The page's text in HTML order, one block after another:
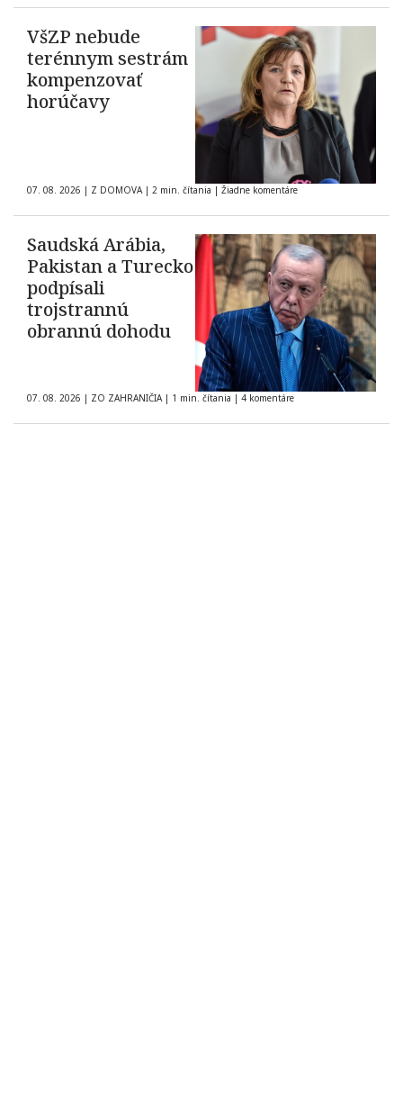
VšZP nebude
terénnym sestrám
kompenzovať
horúčavy
07. 08. 2026 | Z DOMOVA | 2 min. čítania | Žiadne komentáre
Saudská Arábia,
Pakistan a Turecko
podpísali
trojstrannú
obrannú dohodu
07. 08. 2026 | ZO ZAHRANIČIA | 1 min. čítania | 4 komentáre